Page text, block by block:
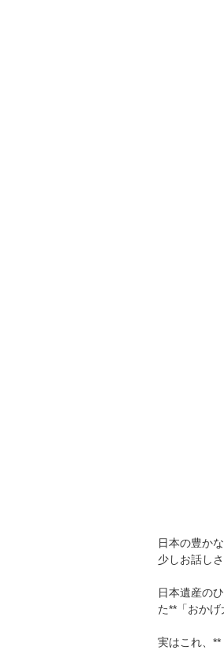
日本の豊か
少しお話し
日本遺産の
た**「おかげ
実はこれ、